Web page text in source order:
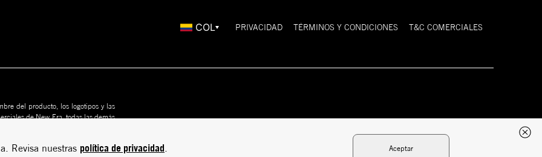
Revisa nuestras política de privacidad. Aceptar
COL PRIVACIDAD TÉRMINOS Y CONDICIONES T&C COMERCIALES
del producto, los logotipos y las
de New Era, todas las demás
por: